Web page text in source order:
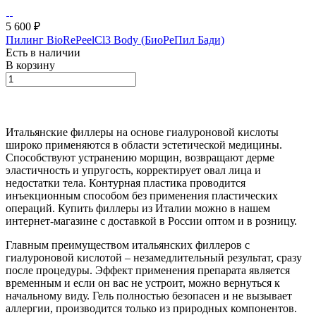
5 600 ₽
Пилинг BioRePeelCl3 Body (БиоРеПил Бади)
Есть в наличии
В корзину
Итальянские филлеры на основе гиалуроновой кислоты
широко применяются в области эстетической медицины.
Способствуют устранению морщин, возвращают дерме
эластичность и упругость, корректирует овал лица и
недостатки тела. Контурная пластика проводится
инъекционным способом без применения пластических
операций. Купить филлеры из Италии можно в нашем
интернет-магазине с доставкой в России оптом и в розницу.
Главным преимуществом итальянских филлеров с
гиалуроновой кислотой – незамедлительный результат, сразу
после процедуры. Эффект применения препарата является
временным и если он вас не устроит, можно вернуться к
начальному виду. Гель полностью безопасен и не вызывает
аллергии, производится только из природных компонентов.